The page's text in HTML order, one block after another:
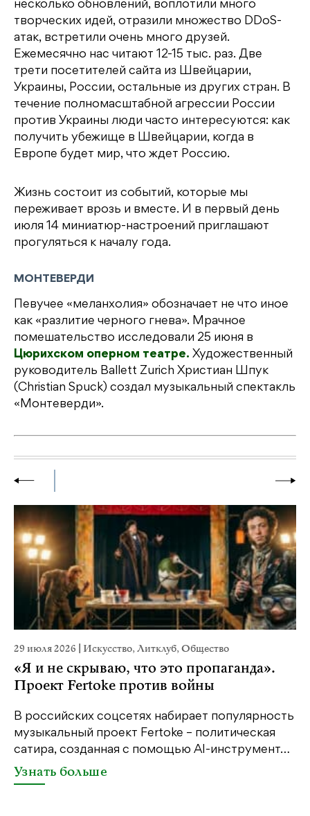
несколько обновлений, воплотили много
творческих идей, отразили множество DDoS-
атак, встретили очень много друзей.
Ежемесячно нас читают 12-15 тыс. раз. Две
трети посетителей сайта из Швейцарии,
Украины, России, остальные из других стран. В
течение полномасштабной агрессии России
против Украины люди часто интересуются: как
получить убежище в Швейцарии, когда в
Европе будет мир, что ждет Россию.
Жизнь состоит из событий, которые мы
переживает врозь и вместе. И в первый день
июля 14 миниатюр-настроений приглашают
прогуляться к началу года.
МОНТЕВЕРДИ
Певучее «меланхолия» обозначает не что иное
как «разлитие черного гнева». Мрачное
помешательство исследовали 25 июня в
Цюрихском оперном театре. Художественный
руководитель Ballett Zurich Христиан Шпук
(Christian Spuck) создал музыкальный спектакль
«Монтеверди».
29 июля 2026 Искусство,Литклуб,Общество
«Я и не скрываю, что это пропаганда».
Проект Fertoke против войны
В российских соцсетях набирает популярность
музыкальный проект Fertoke – политическая
сатира, созданная с помощью AI-инструмент…
Узнать больше